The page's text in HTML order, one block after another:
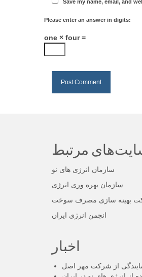
Save my name, email, and
Please enter an answer in digits:
one × four =
مرتبط
سازمان انرژی های نو
سازمان بهره وری انرژی
بهینه سازی مصرف سوخت
انجمن انرژی ایران
اخبار
از شرکت مهر اصل